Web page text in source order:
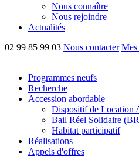
Nous connaître
Nous rejoindre
Actualités
02 99 85 99 03 Nous contacter Mes
Programmes neufs
Recherche
Accession abordable
Dispositif de Location
Bail Réel Solidaire
Habitat participatif
Réalisations
Appels d'offres